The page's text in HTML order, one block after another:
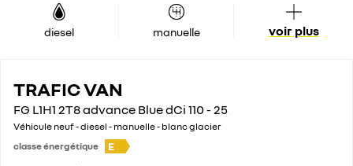
diesel manuelle voir plus
TRAFIC VAN
FG L1H1 2T8 advance Blue dCi 110 - 25
Véhicule neuf - diesel - manuelle - blanc glacier
classe énergétique
E